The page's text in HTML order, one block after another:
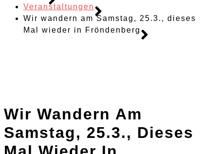
Veranstaltungen
Wir wandern am Samstag, 25.3., dieses
Mal wieder in Fröndenberg
Wir Wandern Am
Samstag, 25.3., Dieses